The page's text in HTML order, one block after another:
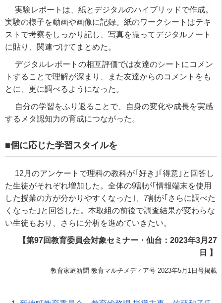
実験レポートは、紙とデジタルのハイブリッドで作成。
実験の様子を動画や画像に記録。紙のワークシートはテキ
ストで考察をしっかり記し、写真を撮ってデジタルノート
に貼り、関連づけてまとめた。
デジタルレポートの相互評価では友達のシートにコメン
トすることで理解が深まり、また友達からのコメントをも
とに、更に調べるようになった。
自分の学習をふり返ることで、自身の変化や成長を実感
するメタ認知力の育成につながった。
■個に応じた学習スタイルを
12月のアンケートで理科の教科が｢好き｣｢得意｣と回答し
た生徒がそれぞれ増加した。全体の9割が｢情報端末を使用
した授業の方が分かりやすくなった｣、 7割が｢さらに調べた
くなった｣と回答した。本取組の前後で調査結果が変わらな
い生徒もおり、さらに分析を進めていきたい。
【第97回教育委員会対象セミナー・仙台：2023年3月27
日 】
教育家庭新聞 教育マルチメディア号 2023年5月1日号掲載